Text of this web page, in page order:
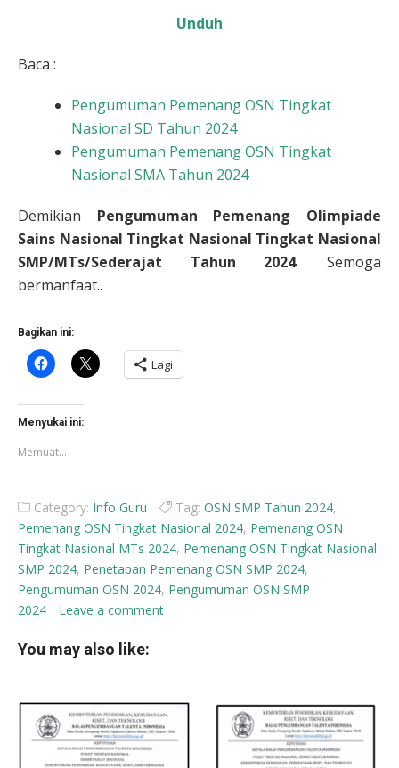
Unduh
Baca :
Pengumuman Pemenang OSN Tingkat
Nasional SD Tahun 2024
Pengumuman Pemenang OSN Tingkat
Nasional SMA Tahun 2024
Demikian Pengumuman Pemenang Olimpiade
Sains Nasional Tingkat Nasional Tingkat Nasional
SMP/MTs/Sederajat Tahun 2024. Semoga
bermanfaat..
Bagikan ini:
Klik
untuk
Facebook(Membuka
di
jendela
baru)
Klik
untuk
berbagi
Lagi
Menyukai ini:
Memuat...
Category: Info Guru Tag: OSN SMP Tahun 2024,
Pemenang OSN Tingkat Nasional 2024, Pemenang OSN
Tingkat Nasional MTs 2024, Pemenang OSN Tingkat Nasional
SMP 2024, Penetapan Pemenang OSN SMP 2024,
Pengumuman OSN 2024, Pengumuman OSN SMP
2024
Leave a comment
You may also like: